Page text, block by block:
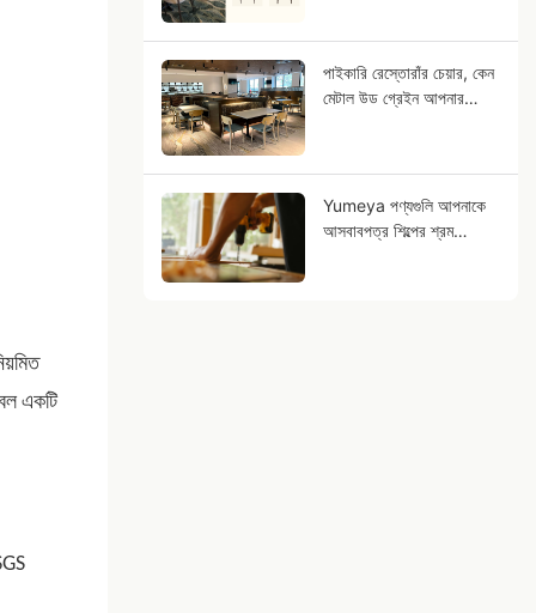
একটি
পাইকারি রেস্তোরাঁর চেয়ার, কেন
মেটাল উড গ্রেইন আপনার
Yumeya পণ্যগুলি আপনাকে
আসবাবপত্র শিল্পের শ্রম